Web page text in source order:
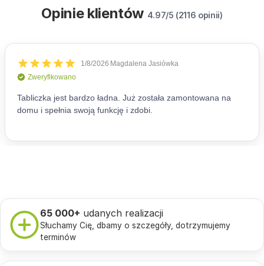
Opinie klientów 4.97/5 (2116 opinii)
65 000+ udanych realizacji
Słuchamy Cię, dbamy o szczegóły, dotrzymujemy
terminów